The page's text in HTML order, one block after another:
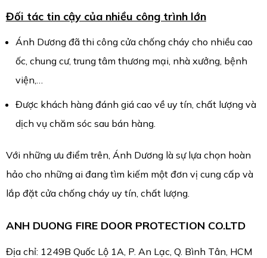
Đối tác tin cậy của nhiều công trình lớn
Ánh Dương đã thi công cửa chống cháy cho nhiều cao
ốc, chung cư, trung tâm thương mại, nhà xưởng, bệnh
viện,…
Được khách hàng đánh giá cao về uy tín, chất lượng và
dịch vụ chăm sóc sau bán hàng.
Với những ưu điểm trên, Ánh Dương là sự lựa chọn hoàn
hảo cho những ai đang tìm kiếm một đơn vị cung cấp và
lắp đặt cửa chống cháy uy tín, chất lượng.
ANH DUONG FIRE DOOR PROTECTION CO.LTD
Địa chỉ: 1249B Quốc Lộ 1A, P. An Lạc, Q. Bình Tân, HCM